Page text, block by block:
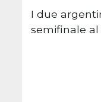
I due
semifinale al